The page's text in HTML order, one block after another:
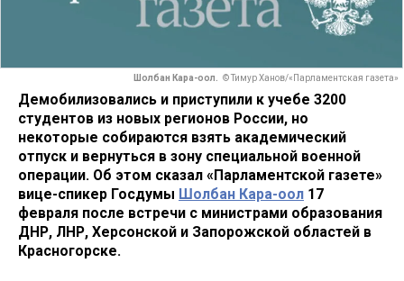
Шолбан Кара-оол. © Тимур Ханов/«Парламентская газета»
Демобилизовались и приступили к учебе 3200
студентов из новых регионов России, но
некоторые собираются взять академический
отпуск и вернуться в зону специальной военной
операции. Об этом сказал «Парламентской газете»
вице-спикер Госдумы Шолбан Кара-оол 17
февраля после встречи с министрами образования
ДНР, ЛНР, Херсонской и Запорожской областей в
Красногорске.